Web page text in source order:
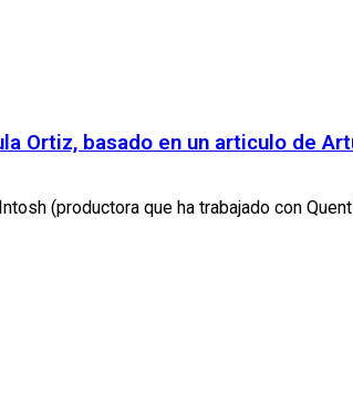
Ortiz, basado en un articulo de
(productora que ha trabajado con